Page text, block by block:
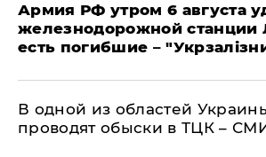
Армия РФ утром 6 августа
железнодорожной станции
есть погибшие –
В одной из областей
проводят обыски в ТЦК –